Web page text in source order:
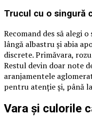
Trucul cu o singură
Recomand des să alegi
lângă albastru și abia
discrete. Primăvara,
Restul devin doar note
aranjamentele
pentru atenție și, până
Vara și culorile